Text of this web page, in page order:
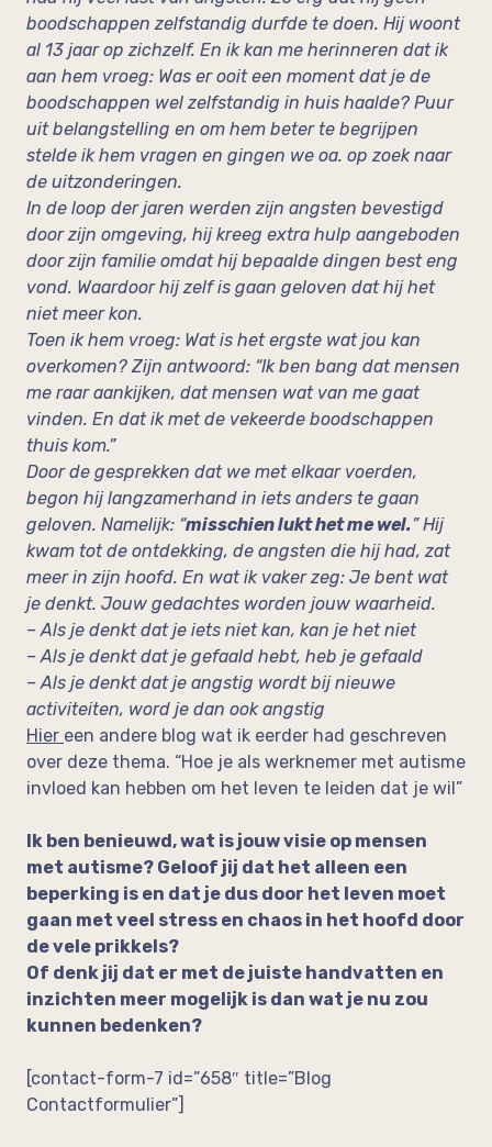
boodschappen zelfstandig durfde te doen. Hij woont
al 13 jaar op zichzelf. En ik kan me herinneren dat ik
aan hem vroeg: Was er ooit een moment dat je de
boodschappen wel zelfstandig in huis haalde? Puur
uit belangstelling en om hem beter te begrijpen
stelde ik hem vragen en gingen we oa. op zoek naar
de uitzonderingen.
In de loop der jaren werden zijn angsten bevestigd
door zijn omgeving, hij kreeg extra hulp aangeboden
door zijn familie omdat hij bepaalde dingen best eng
vond. Waardoor hij zelf is gaan geloven dat hij het
niet meer kon.
Toen ik hem vroeg: Wat is het ergste wat jou kan
overkomen? Zijn antwoord: “Ik ben bang dat mensen
me raar aankijken, dat mensen wat van me gaat
vinden. En dat ik met de vekeerde boodschappen
thuis kom.”
Door de gesprekken dat we met elkaar voerden,
begon hij langzamerhand in iets anders te gaan
geloven. Namelijk: “misschien lukt het me wel.” Hij
kwam tot de ontdekking, de angsten die hij had, zat
meer in zijn hoofd. En wat ik vaker zeg: Je bent wat
je denkt. Jouw gedachtes worden jouw waarheid.
– Als je denkt dat je iets niet kan, kan je het niet
– Als je denkt dat je gefaald hebt, heb je gefaald
– Als je denkt dat je angstig wordt bij nieuwe
activiteiten, word je dan ook angstig
Hier een andere blog wat ik eerder had geschreven
over deze thema. “Hoe je als werknemer met autisme
invloed kan hebben om het leven te leiden dat je wil”
Ik ben benieuwd, wat is jouw visie op mensen
met autisme? Geloof jij dat het alleen een
beperking is en dat je dus door het leven moet
gaan met veel stress en chaos in het hoofd door
de vele prikkels?
Of denk jij dat er met de juiste handvatten en
inzichten meer mogelijk is dan wat je nu zou
kunnen bedenken?
[contact-form-7 id=”658″ title=”Blog
Contactformulier”]